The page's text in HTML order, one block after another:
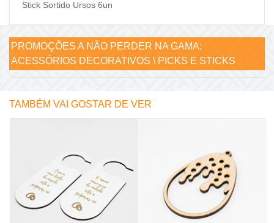
Stick Sortido Ursos 6un
PROMOÇÕES A NÃO PERDER NA GAMA:
ACESSÓRIOS DECORATIVOS \ PICKS E STICKS
TAMBÉM VAI GOSTAR DE VER